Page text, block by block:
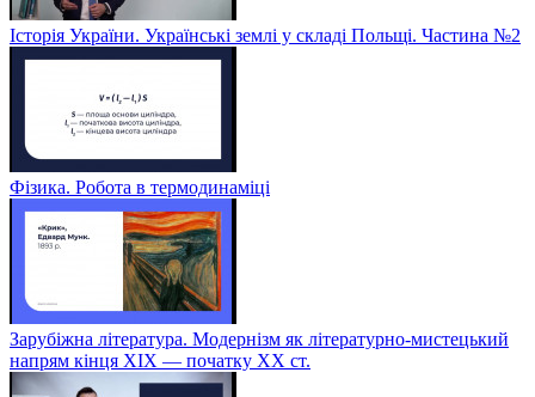
Історія України. Українські землі у складі Польщі. Частина №2
Фізика. Робота в термодинаміці
Зарубіжна література. Модернізм як літературно-мистецький
напрям кінця XIX — початку XX ст.